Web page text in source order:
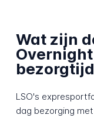
Wat zijn
LSO's
dag bezorging